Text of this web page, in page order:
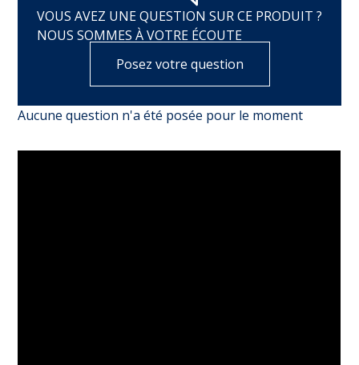
VOUS AVEZ UNE QUESTION SUR CE PRODUIT ?
NOUS SOMMES À VOTRE ÉCOUTE
Posez votre question
Aucune question n'a été posée pour le moment